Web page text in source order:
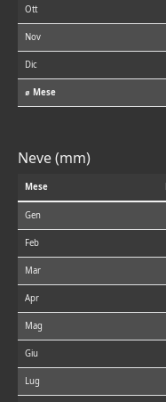
Ott
Nov
Dic
⌀ Mese
Neve (mm)
Mese
Gen
Feb
Mar
Apr
Mag
Giu
Lug